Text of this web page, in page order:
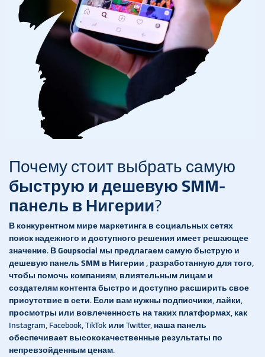
Почему стоит выбрать самую
быструю и дешевую SMM-
панель в Нигерии?
В конкурентном мире маркетинга в социальных сетях
поиск надежного и доступного решения имеет решающее
значение. ВGoupsocialмы предлагаем самуюбыструю и
дешевую панель SMM в Нигерии, разработанную для того,
чтобы помочь компаниям, влиятельным лицам и
создателям контента быстро и доступно расширить свое
присутствие в сети. Если вам нужны подписчики, лайки,
просмотры или вовлеченность на таких платформах, как
Instagram, Facebook, TikTok или Twitter, наша панель
обеспечивает высококачественные результаты по
непревзойденным ценам.